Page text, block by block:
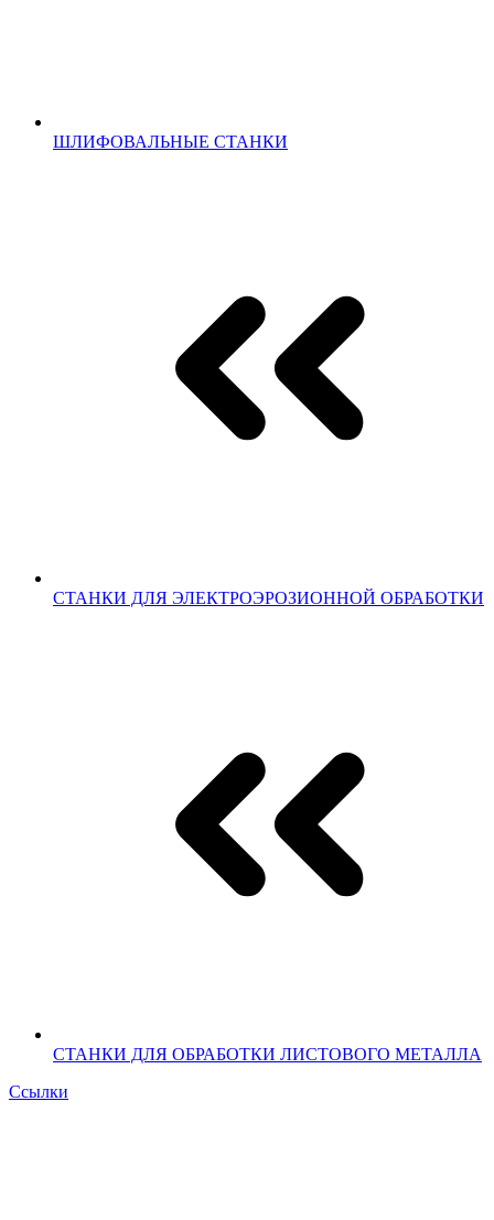
ШЛИФОВАЛЬНЫЕ СТАНКИ
СТАНКИ ДЛЯ ЭЛЕКТРОЭРОЗИОННОЙ ОБРАБОТКИ
СТАНКИ ДЛЯ ОБРАБОТКИ ЛИСТОВОГО МЕТАЛЛА
Ссылки